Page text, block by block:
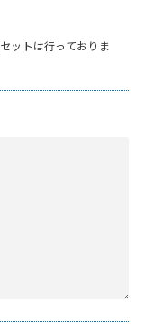
ットは行っておりま